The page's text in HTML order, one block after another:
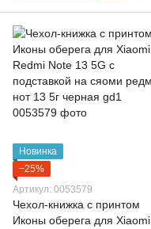
Новинка
−25%
Артикул: 0053579
Чехол-книжка с принтом
Иконы оберега для Xiaomi